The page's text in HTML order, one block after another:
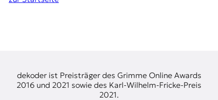
dekoder ist Preisträger des Grimme Online Awards
2016 und 2021 sowie des Karl-Wilhelm-Fricke-Preis
2021.